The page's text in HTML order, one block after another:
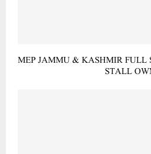
MEP JAMMU & KASHMIR FULL
STALL